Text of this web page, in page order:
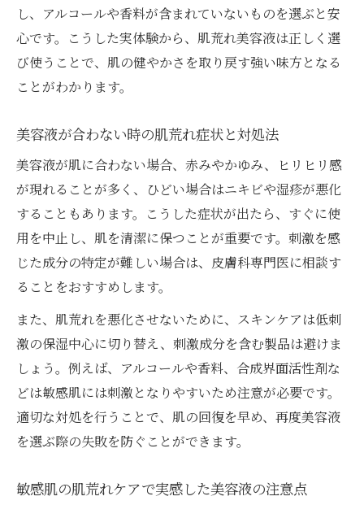
し、アルコールや香料が含まれていないものを選ぶと安
心です。こうした実体験から、肌荒れ美容液は正しく選
び使うことで、肌の健やかさを取り戻す強い味方となる
ことがわかります。
美容液が合わない時の肌荒れ症状と対処法
美容液が肌に合わない場合、赤みやかゆみ、ヒリヒリ感
が現れることが多く、ひどい場合はニキビや湿疹が悪化
することもあります。こうした症状が出たら、すぐに使
用を中止し、肌を清潔に保つことが重要です。刺激を感
じた成分の特定が難しい場合は、皮膚科専門医に相談す
ることをおすすめします。
また、肌荒れを悪化させないために、スキンケアは低刺
激の保湿中心に切り替え、刺激成分を含む製品は避けま
しょう。例えば、アルコールや香料、合成界面活性剤な
どは敏感肌には刺激となりやすいため注意が必要です。
適切な対処を行うことで、肌の回復を早め、再度美容液
を選ぶ際の失敗を防ぐことができます。
敏感肌の肌荒れケアで実感した美容液の注意点